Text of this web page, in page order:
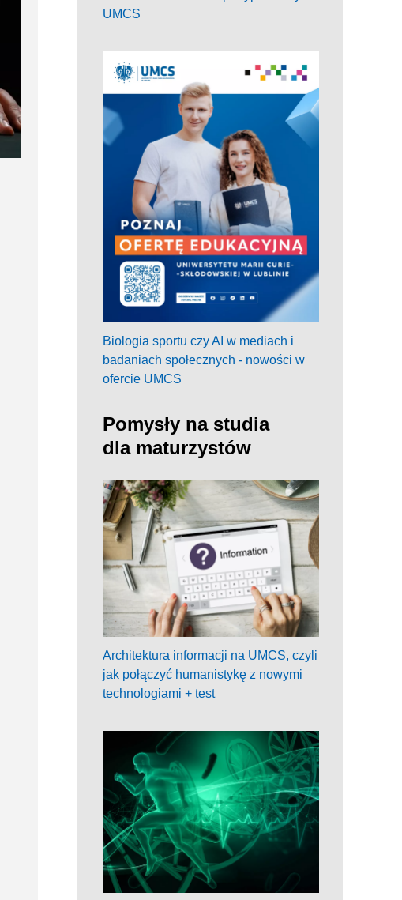
UMCS
Biologia sportu czy AI w mediach i
badaniach społecznych - nowości w
ofercie UMCS
Pomysły na studia
dla maturzystów
Architektura informacji na UMCS, czyli
jak połączyć humanistykę z nowymi
technologiami + test